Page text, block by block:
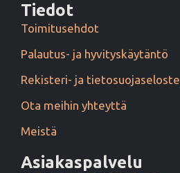
Tiedot
Toimitusehdot
Palautus- ja hyvityskäytäntö
Rekisteri- ja tietosuojaseloste
Ota meihin yhteyttä
Meistä
Asiakaspalvelu